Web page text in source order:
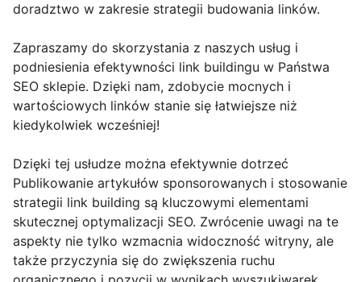
doradztwo w zakresie strategii budowania linków.
Zapraszamy do skorzystania z naszych usług i
podniesienia efektywności link buildingu w Państwa
SEO sklepie. Dzięki nam, zdobycie mocnych i
wartościowych linków stanie się łatwiejsze niż
kiedykolwiek wcześniej!
Dzięki tej usłudze można efektywnie dotrzeć
Publikowanie artykułów sponsorowanych i stosowanie
strategii link building są kluczowymi elementami
skutecznej optymalizacji SEO. Zwrócenie uwagi na te
aspekty nie tylko wzmacnia widoczność witryny, ale
także przyczynia się do zwiększenia ruchu